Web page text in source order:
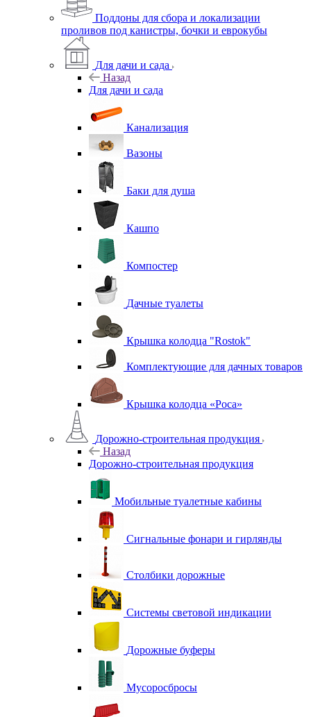
Поддоны для сбора и локализации
проливов под канистры, бочки и еврокубы
Для дачи и сада
Назад
Для дачи и сада
Канализация
Вазоны
Баки для душа
Кашпо
Компостер
Дачные туалеты
Крышка колодца "Rostok"
Комплектующие для дачных товаров
Крышка колодца «Роса»
Дорожно-строительная продукция
Назад
Дорожно-строительная продукция
Мобильные туалетные кабины
Сигнальные фонари и гирлянды
Столбики дорожные
Системы световой индикации
Дорожные буферы
Мусоросбросы